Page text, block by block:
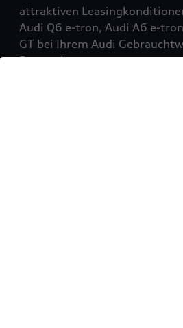
attraktiven
Audi Q6 e-tron, Audi A6 e-
GT bei Ihrem Audi
Partner!